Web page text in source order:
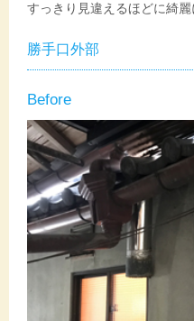
すっきり見違えるほどに綺麗
勝手口外部
Before